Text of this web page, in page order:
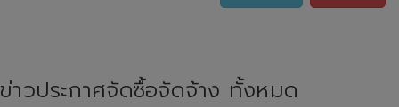
ข่าวประกาศจัดซื้อจัดจ้าง ทั้งหมด